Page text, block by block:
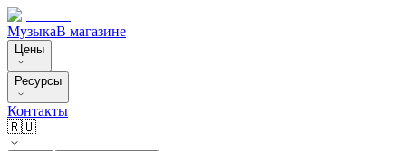
МузыкаВ магазине
Цены
Ресурсы
Контакты
🇷🇺